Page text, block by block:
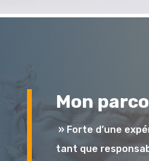
Mon
» Forte d’une
tant que